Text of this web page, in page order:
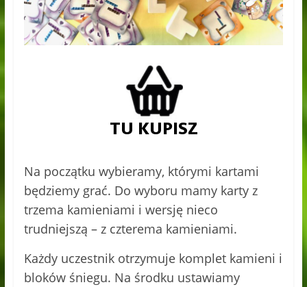
Na początku wybieramy, którymi kartami
będziemy grać. Do wyboru mamy karty z
trzema kamieniami i wersję nieco
trudniejszą – z czterema kamieniami.
Każdy uczestnik otrzymuje komplet kamieni i
bloków śniegu. Na środku ustawiamy